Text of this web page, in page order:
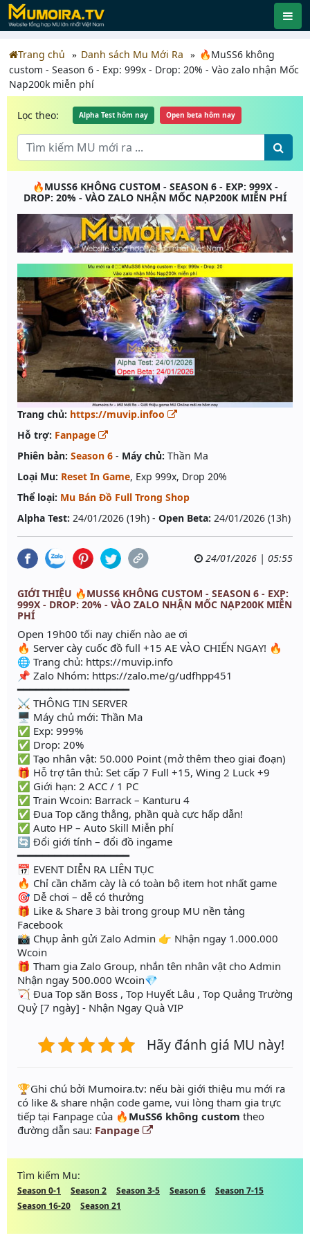
Trang chủ Danh sách Mu Mới Ra
🔥MuSS6 không
custom - Season 6 - Exp: 999x - Drop: 20% - Vào zalo nhận Mốc
Nạp200k miễn phí
Lọc theo: Alpha Test hôm nay Open beta hôm nay
🔥MUSS6 KHÔNG CUSTOM - SEASON 6 - EXP: 999X -
DROP: 20% - VÀO ZALO NHẬN MỐC NẠP200K MIỄN PHÍ
Trang chủ: https://muvip.infoo
Hỗ trợ: Fanpage
Phiên bản: Season 6 - Máy chủ: Thần Ma
Loại Mu: Reset In Game, Exp 999x, Drop 20%
Thể loại: Mu Bán Đồ Full Trong Shop
Alpha Test: 24/01/2026 (19h) - Open Beta: 24/01/2026 (13h)
24/01/2026 | 05:55
GIỚI THIỆU 🔥MUSS6 KHÔNG CUSTOM - SEASON 6 - EXP:
999X - DROP: 20% - VÀO ZALO NHẬN MỐC NẠP200K MIỄN
PHÍ
Open 19h00 tối nay chiến nào ae ơi
🔥 Server cày cuốc đồ full +15 AE VÀO CHIẾN NGAY! 🔥
🌐 Trang chủ: https://muvip.info
📌 Zalo Nhóm: https://zalo.me/g/udfhpp451
━━━━━━━━━━━━━━━━━━
⚔️ THÔNG TIN SERVER
🖥 Máy chủ mới: Thần Ma
✅ Exp: 999%
✅ Drop: 20%
✅ Tạo nhân vật: 50.000 Point (mở thêm theo giai đoạn)
🎁 Hỗ trợ tân thủ: Set cấp 7 Full +15, Wing 2 Luck +9
✅ Giới hạn: 2 ACC / 1 PC
✅ Train Wcoin: Barrack – Kanturu 4
✅ Đua Top căng thẳng, phần quà cực hấp dẫn!
✅ Auto HP – Auto Skill Miễn phí
🔄 Đổi giới tính – đổi đồ ingame
━━━━━━━━━━━━━━━━━━
📅 EVENT DIỄN RA LIÊN TỤC
🔥 Chỉ cần chăm cày là có toàn bộ item hot nhất game
🎯 Dễ chơi – dễ có thưởng
🎁 Like & Share 3 bài trong group MU nền tảng
Facebook
📸 Chụp ảnh gửi Zalo Admin 👉 Nhận ngay 1.000.000
Wcoin
🎁 Tham gia Zalo Group, nhắn tên nhân vật cho Admin
Nhận ngay 500.000 Wcoin💎
🏹 Đua Top săn Boss , Top Huyết Lâu , Top Quảng Trường
Quỷ [7 ngày] - Nhận Ngay Quà VIP
Hãy đánh giá MU này!
️🏆Ghi chú bởi Mumoira.tv: nếu bài giới thiệu mu mới ra
có like & share nhận code game, vui lòng tham gia trực
tiếp tại Fanpage của 🔥MuSS6 không custom theo
đường dẫn sau: Fanpage
Tìm kiếm Mu:
Season 0-1 Season 2 Season 3-5 Season 6
Season 7-15
Season 16-20
Season 21